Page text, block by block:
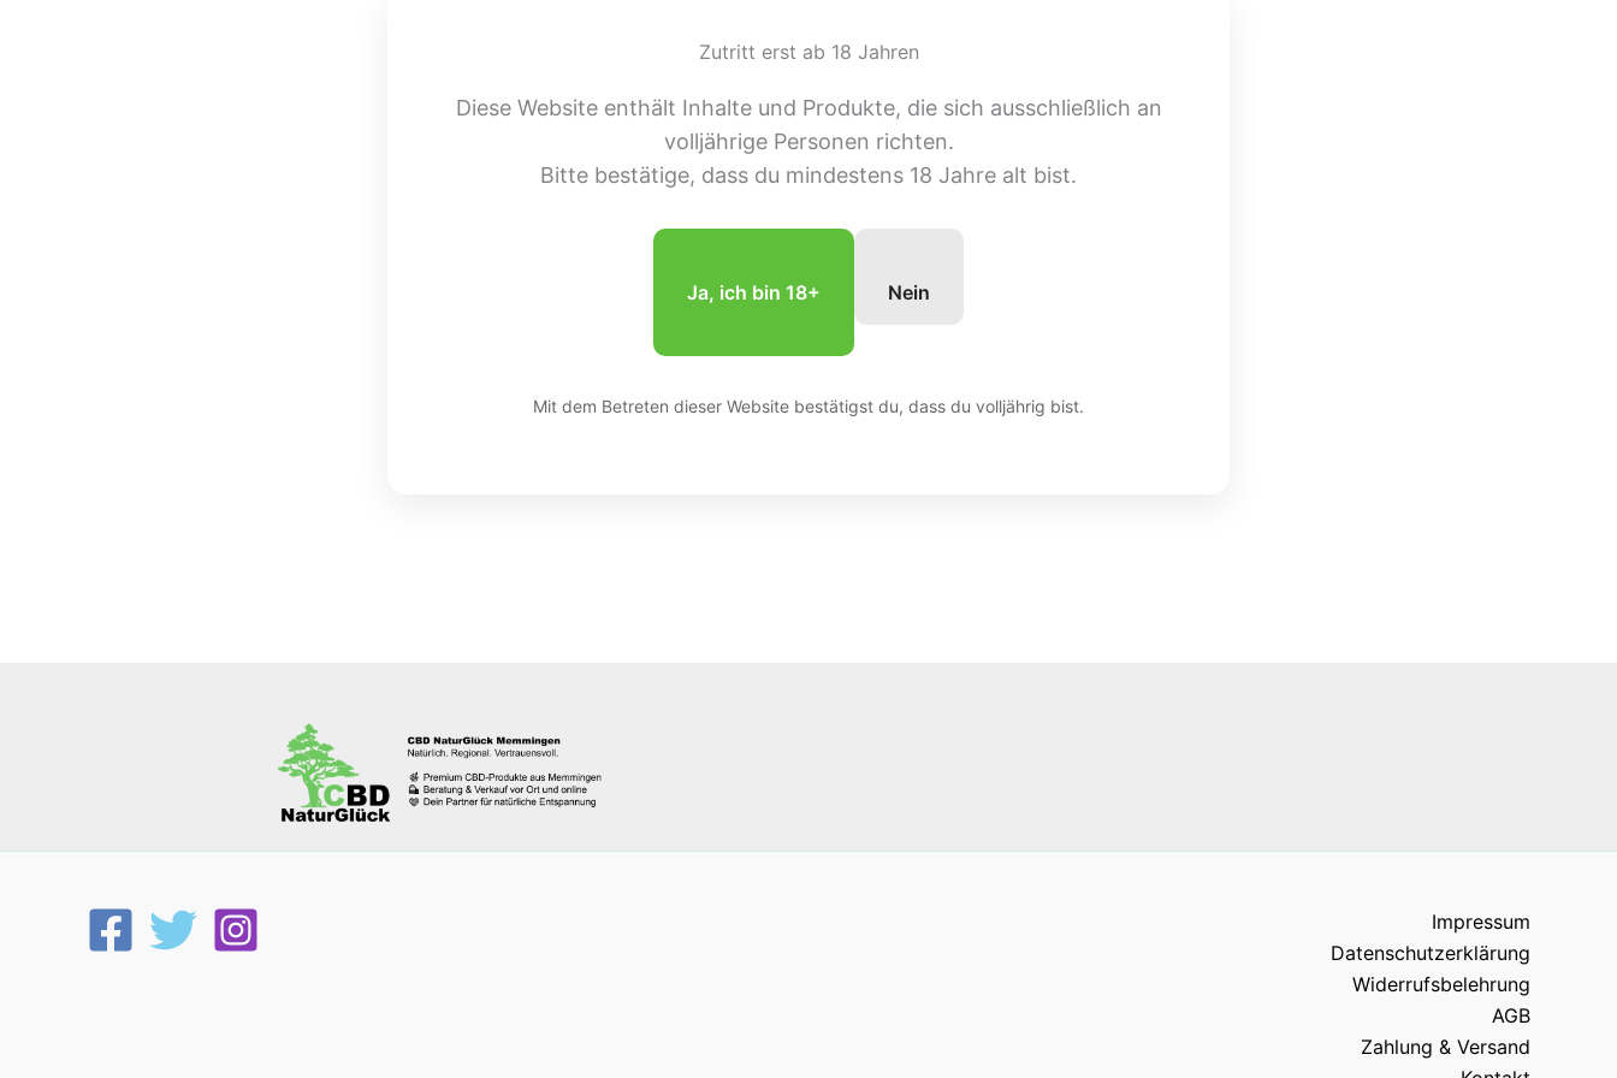
Zutritt erst ab 18 Jahren
Diese Website enthält Inhalte und Produkte, die sich ausschließlich an
volljährige Personen richten.
Bitte bestätige, dass du mindestens 18 Jahre alt bist.
Ja, ich bin 18+ Nein
Mit dem Betreten dieser Website bestätigst du, dass du volljährig bist.
Impressum
Datenschutzerklärung
Widerrufsbelehrung
AGB
Zahlung & Versand